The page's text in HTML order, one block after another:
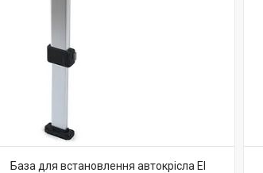
База для встановлення автокрісла El